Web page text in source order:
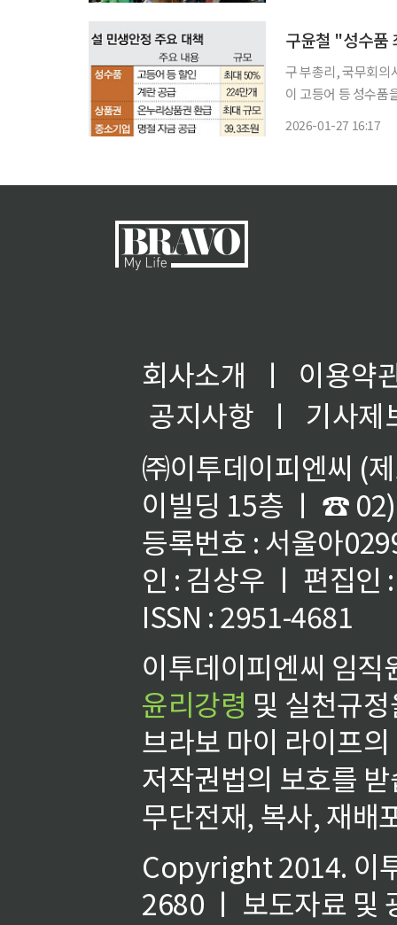
구윤철 "성수
구 부총리, 국무회의서 李대통령에
이 고등어 등 성수품
2026-01-27 16:17
회사소개 ㅣ
이용약
공지사항
ㅣ
기사제
㈜이투데이피엔씨 (
이빌딩 15층 ㅣ ☎
등록번호 : 서울아
인 : 김상우 ㅣ 편집인
ISSN : 2951-4681
이투데이피엔씨 임
윤리강령 및 실천규
브라보 마이 라이프
저작권법의 보호를
무단전재, 복사, 재배
Copyright 2014. 이
2680 ㅣ 보도자료